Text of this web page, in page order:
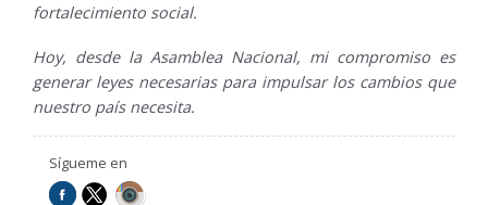
fortalecimiento social.
Hoy, desde la Asamblea Nacional, mi compromiso es
generar leyes necesarias para impulsar los cambios que
nuestro país necesita.
Sígueme en